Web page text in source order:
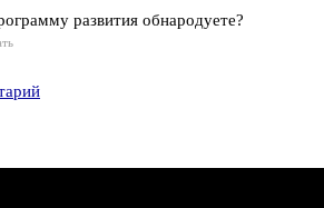
развития обнародуете?